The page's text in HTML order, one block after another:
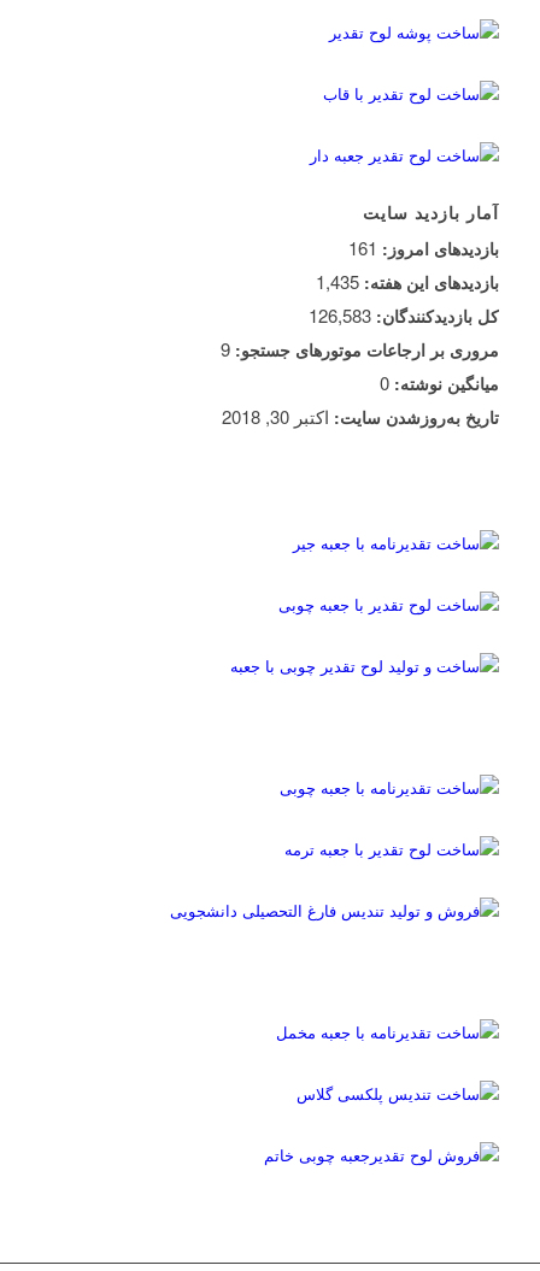
آمار بازدید سایت
بازدیدهای امروز: 161
بازدیدهای این هفته: 1,435
کل بازدیدکنند‌گان: 126,583
مروری بر ارجاعات موتورهای جستجو: 9
میانگین نوشته: 0
تاریخ به‌روزشدن سایت: اکتبر 30, 2018